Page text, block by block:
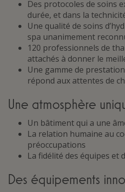
Des protocoles de soins
durée, et dans la
Une qualité de soins
spa unanimement
120 professionnels de
attachés à donner le
Une gamme de
répond aux attentes de
Une atmosphère
Un bâtiment qui a une
La relation humaine au
préoccupations
La fidélité des équipes et
Des équipements